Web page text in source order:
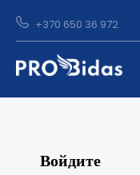
+370 650 36 972
Войдите